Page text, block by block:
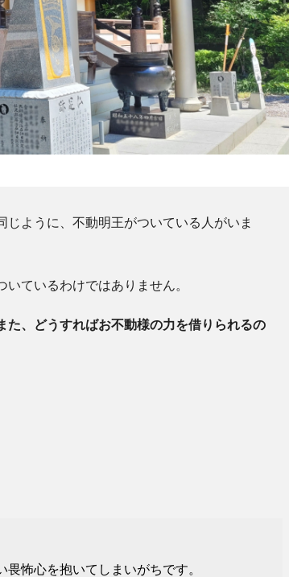
ように、不動明王がついている人がいま
ているわけではありません。
、どうすればお不動様の力を借りられるの
怖心を抱いてしまいがちです。